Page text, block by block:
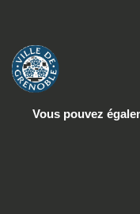
Vous pouvez